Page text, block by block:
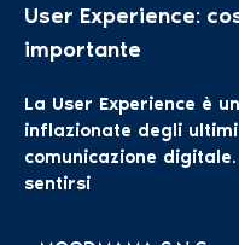
User Experience:
importante
La User Experience è
inflazionate degli
comunicazione
sentirsi